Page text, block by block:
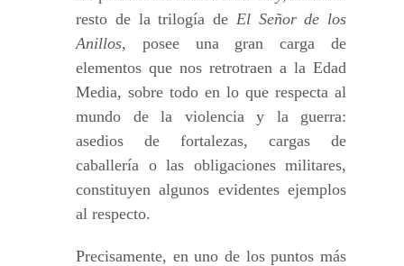
resto de la trilogía de El Señor de los
Anillos, posee una gran carga de
elementos que nos retrotraen a la Edad
Media, sobre todo en lo que respecta al
mundo de la violencia y la guerra:
asedios de fortalezas, cargas de
caballería o las obligaciones militares,
constituyen algunos evidentes ejemplos
al respecto.
Precisamente, en uno de los puntos más